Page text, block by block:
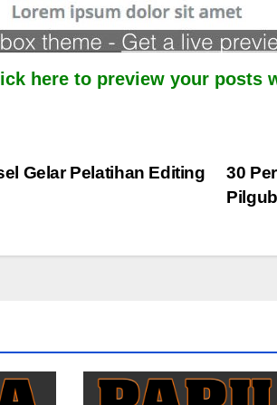
here to preview your posts
30
Gelar Pelatihan Editing